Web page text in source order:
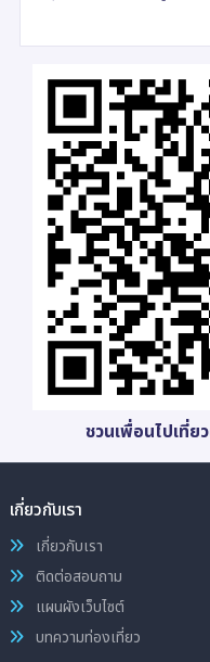
ชวนเพื่อนไปเที่ย
เกี่ยวกับเรา
เกี่ยวกับเรา
ติดต่อสอบถาม
แผนผังเว็บไซต์
บทความท่องเที่ยว